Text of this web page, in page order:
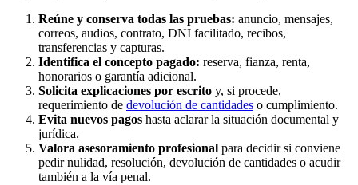
Reúne y conserva todas las pruebas: anuncio, mensajes,
correos, audios, contrato, DNI facilitado, recibos,
transferencias y capturas.
Identifica el concepto pagado: reserva, fianza, renta,
honorarios o garantía adicional.
Solicita explicaciones por escrito y, si procede,
requerimiento de devolución de cantidades o cumplimiento.
Evita nuevos pagos hasta aclarar la situación documental y
jurídica.
Valora asesoramiento profesional para decidir si conviene
pedir nulidad, resolución, devolución de cantidades o acudir
también a la vía penal.